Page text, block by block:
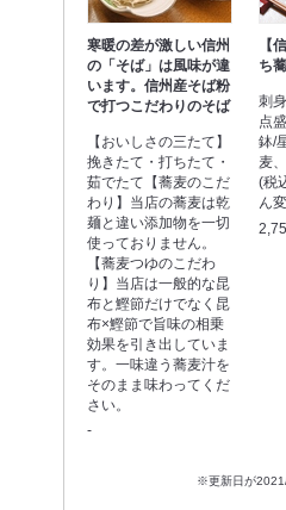
寒暖の差が激しい信州
の「そば」は風味が違
います。信州産そば粉
で打つこだわりのそば
【おいしさの三たて】
挽きたて・打ちたて・
茹でたて【蕎麦のこだ
わり】当店の蕎麦は乾
麺と違い添加物を一切
使っておりません。
【蕎麦つゆのこだわ
り】当店は一般的な昆
布と鰹節だけでなく昆
布×鰹節で旨味の相乗
効果を引き出していま
す。一味違う蕎麦汁を
そのまま味わってくだ
さい。
-
【
ち
刺
点
鉢/
麦
(税
ん
※更新日が2021/